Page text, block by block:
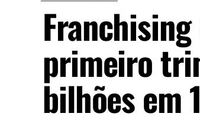
primeiro
bilhões em